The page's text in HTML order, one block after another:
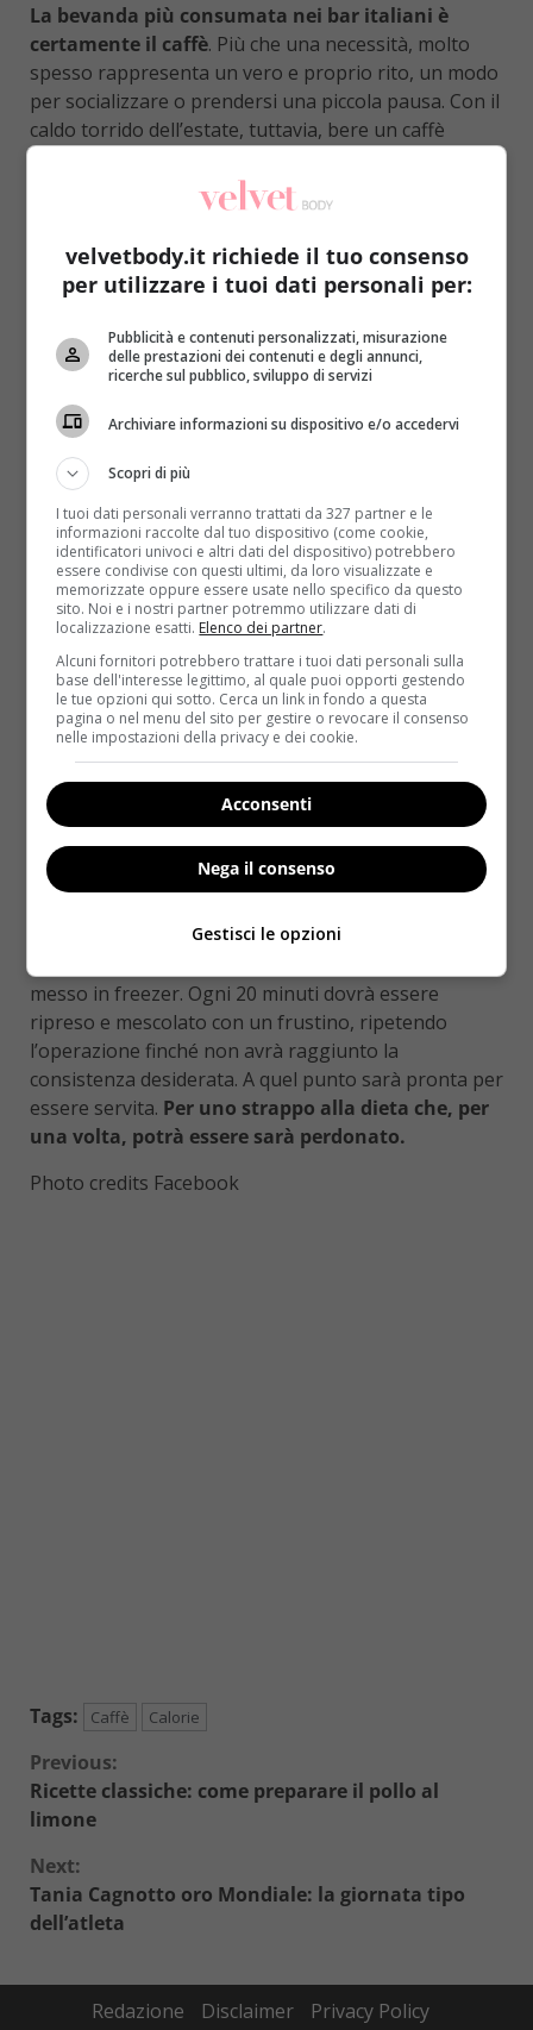
La bevanda più consumata nei bar italiani è
certamente il caffè. Più che una necessità, molto
spesso rappresenta un vero e proprio rito, un modo
per socializzare o prendersi una piccola pausa. Con il
caldo torrido dell’estate, tuttavia, bere un caffè
bollente potrebbe risultare fastidioso. Ecco allora un
giusto compromesso: lacrema di caffè fredda.
Gustosa e rinfrescante, rappresenta una scelta
golosa che in molti decidono di fare. Al gusto sembra
quasi un dessert, tanto da aver fatto scattare un
campanello d’allarme nei suoi estimatori:la crema di
caffè farà ingrassare?
Bisogna dire che la differenza tra caffè e crema di
caffè è sostanziale
verde, utile in fase di dimagrimento.Se infatti le
calorie presenti in una tazzina di caffè con un
cucchiaino di zucchero sarebbero più o meno 20,
una tazzina da circa 10cl di crema di caffè fredda
arriva addirittura a 150. Più o meno quanto un
pezzo di pizza, un etto e mezzo di bresaola, 100g di
coniglio, 3 kiwi, 4 fette di melone. Insomma, chi
segue una dieta ipocalorica dovrebbe rinunciare a
questo sfizio oppure ricorrervi solo una volta a
settimana, al posto dello snack pomeridiano.
Chi decidesse di ignorare il suo potere calorico,
potrebbe anche pensare di provare a fare la crema
di caffè in casa.
Bastano 250 ml di infuso di caffè
(una moka da 3 tazzine circa), 250 ml di panna
vegetale e 2 cucchiai di zucchero a velo. Il caffè
deve essere messo in un contenitore e lasciato
va zuccherato a piacimento e poi unito alla panna.
messo in freezer. Ogni 20 minuti dovrà essere
ripreso e mescolato con un frustino, ripetendo
l’operazione finché non avrà raggiunto la
consistenza desiderata. A quel punto sarà pronta per
essere servita. Per uno strappo alla dieta che, per
una volta, potrà essere sarà perdonato.
Photo credits Facebook
Tags: Caffè Calorie
Continue
Reading
Previous:
Ricette classiche: come preparare il pollo al
limone
Next:
Tania Cagnotto oro Mondiale: la giornata tipo
dell’atleta
Redazione Disclaimer Privacy Policy
velvetbody.it richiede il tuo consenso
per utilizzare i tuoi dati personali per:
Pubblicità e contenuti personalizzati, misurazione
delle prestazioni dei contenuti e degli annunci,
ricerche sul pubblico, sviluppo di servizi
Archiviare informazioni su dispositivo e/o accedervi
Scopri di più
I tuoi dati personali verranno trattati da 327 partner e le
informazioni raccolte dal tuo dispositivo (come cookie,
identificatori univoci e altri dati del dispositivo) potrebbero
essere condivise con questi ultimi, da loro visualizzate e
memorizzate oppure essere usate nello specifico da questo
sito. Noi e i nostri partner potremmo utilizzare dati di
localizzazione esatti. Elenco dei partner.
Alcuni fornitori potrebbero trattare i tuoi dati personali sulla
base dell'interesse legittimo, al quale puoi opporti gestendo
le tue opzioni qui sotto. Cerca un link in fondo a questa
pagina o nel menu del sito per gestire o revocare il consenso
nelle impostazioni della privacy e dei cookie.
Acconsenti
Nega il consenso
Gestisci le opzioni